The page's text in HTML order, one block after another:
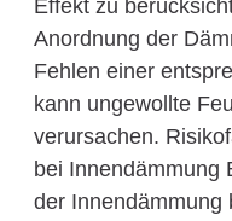
Effekt zu
Anordnung der
Fehlen einer
kann ungewollte
verursachen.
bei Innendämmung
der Innendämmung